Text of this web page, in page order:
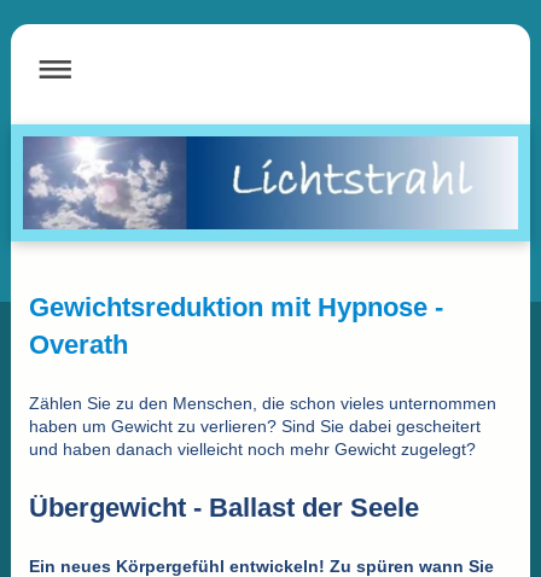
Gewichtsreduktion mit Hypnose -
Overath
Zählen Sie zu den Menschen, die schon vieles unternommen
haben um Gewicht zu verlieren? Sind Sie dabei gescheitert
und haben danach vielleicht noch mehr Gewicht zugelegt?
Übergewicht - Ballast der Seele
Ein neues Körpergefühl entwickeln! Zu spüren wann Sie